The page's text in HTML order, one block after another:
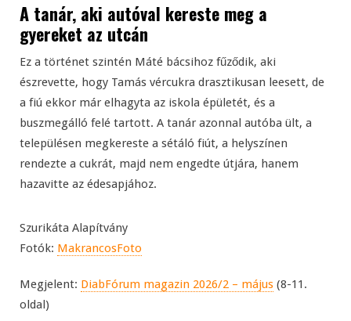
A tanár, aki autóval kereste meg a
gyereket az utcán
Ez a történet szintén Máté bácsihoz fűződik, aki
észrevette, hogy Tamás vércukra drasztikusan leesett, de
a fiú ekkor már elhagyta az iskola épületét, és a
buszmegálló felé tartott. A tanár azonnal autóba ült, a
településen megkereste a sétáló fiút, a helyszínen
rendezte a cukrát, majd nem engedte útjára, hanem
hazavitte az édesapjához.
Szurikáta Alapítvány
Fotók: MakrancosFoto
Megjelent: DiabFórum magazin 2026/2 – május (8-11.
oldal)